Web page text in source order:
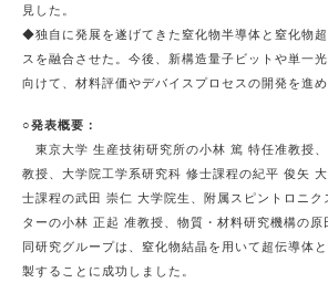
見した。
◆独自に発展を遂げてきた窒化物半導体と窒化物
スを融合させた。今後、新構造量子ビットや単一
向けて、材料評価やデバイスプロセスの開発を進め
○発表概要：
東京大学 生産技術研究所の小林 篤 特任准教授
教授、大学院工学系研究科 修士課程の紀平 俊矢
士課程の武田 崇仁 大学院生、附属スピントロニク
ターの小林 正起 准教授、物質・材料研究機構の
同研究グループは、窒化物結晶を用いて超伝導体
製することに成功しました。